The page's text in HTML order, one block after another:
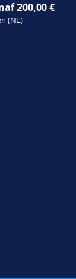
200,00 €
(NL)